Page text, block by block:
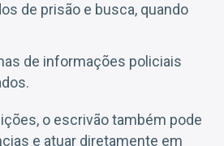
de prisão e busca, quando
de informações policiais
o escrivão também pode
e atuar diretamente em